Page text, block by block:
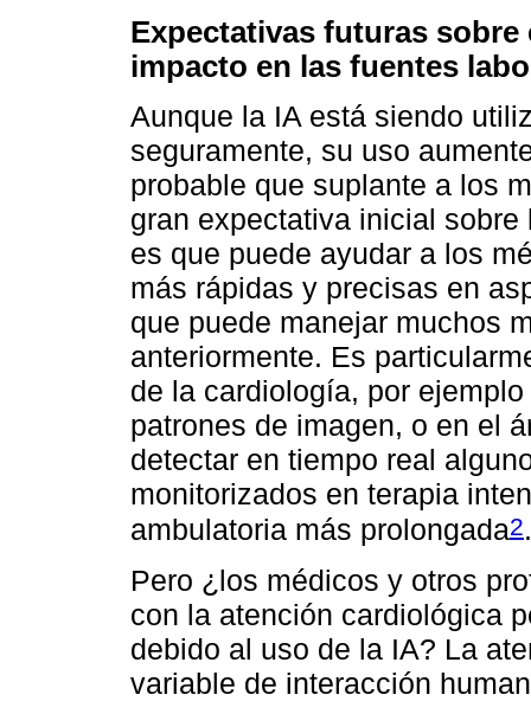
Expectativas futuras sobre
impacto en las fuentes
Aunque la IA está siendo
seguramente, su uso
probable que suplante a los
gran expectativa inicial
es que puede ayudar a los
más rápidas y precisas en
que puede manejar muchos
anteriormente. Es
de la cardiología, por
patrones de imagen, o en el
detectar en tiempo real
monitorizados en terapia
ambulatoria más prolongada2.
Pero ¿los médicos y otros
con la atención cardiológica
debido al uso de la IA? La
variable de interacción